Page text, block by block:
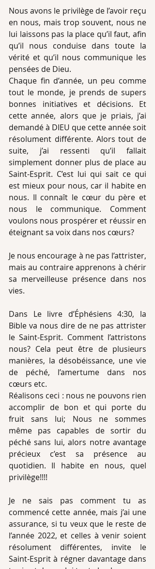
Nous avons le privilège de l’avoir reçu
en nous, mais trop souvent, nous ne
lui laissons pas la place qu’il faut, afin
qu’il nous conduise dans toute la
vérité et qu’il nous communique les
pensées de Dieu.
Chaque fin d’année, un peu comme
tout le monde, je prends de supers
bonnes initiatives et décisions. Et
cette année, alors que je priais, j’ai
demandé à DIEU que cette année soit
résolument différente. Alors tout de
suite, j’ai ressenti qu’il fallait
simplement donner plus de place au
Saint-Esprit. C’est lui qui sait ce qui
est mieux pour nous, car il habite en
nous. Il connaît le cœur du père et
nous le communique. Comment
voulons nous prospérer et réussir en
éteignant sa voix dans nos cœurs?
Je nous encourage à ne pas l’attrister,
mais au contraire apprenons à chérir
sa merveilleuse présence dans nos
vies.
Dans Le livre d’Éphésiens 4:30, la
Bible va nous dire de ne pas attrister
le Saint-Esprit. Comment l’attristons
nous? Cela peut être de plusieurs
manières, la désobéissance, une vie
de péché, l’amertume dans nos
cœurs etc.
Réalisons ceci : nous ne pouvons rien
accomplir de bon et qui porte du
fruit sans lui; Nous ne sommes
même pas capables de sortir du
péché sans lui, alors notre avantage
précieux c’est sa présence au
quotidien. Il habite en nous, quel
privilège!!!!
Je ne sais pas comment tu as
commencé cette année, mais j’ai une
assurance, si tu veux que le reste de
l’année 2022, et celles à venir soient
résolument différentes, invite le
Saint-Esprit à régner davantage dans